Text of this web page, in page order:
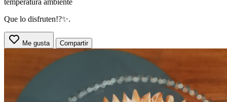
Que lo disfruten!?✨.
Me gusta Compartir